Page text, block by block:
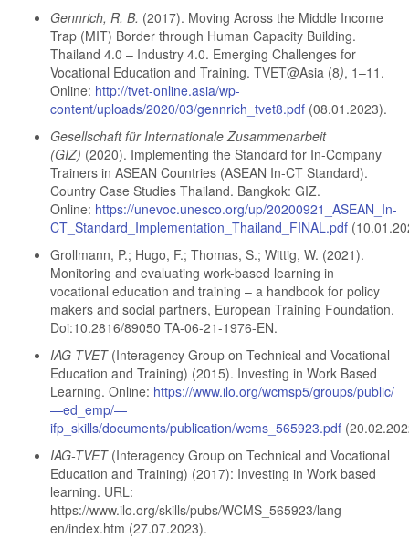
Gennrich, R. B. (2017). Moving Across the Middle Income
Trap (MIT) Border through Human Capacity Building.
Thailand 4.0 – Industry 4.0. Emerging Challenges for
Vocational Education and Training. TVET@Asia (8), 1–11.
Online: http://tvet-online.asia/wp-
content/uploads/2020/03/gennrich_tvet8.pdf (08.01.2023).
Gesellschaft für Internationale Zusammenarbeit
(GIZ) (2020). Implementing the Standard for In-Company
Trainers in ASEAN Countries (ASEAN In-CT Standard).
Country Case Studies Thailand. Bangkok: GIZ.
Online: https://unevoc.unesco.org/up/20200921_ASEAN_In-
CT_Standard_Implementation_Thailand_FINAL.pdf
Grollmann, P.; Hugo, F.; Thomas, S.; Wittig, W. (2021).
Monitoring and evaluating work-based learning in
vocational education and training – a handbook for policy
makers and social partners, European Training Foundation.
Doi:10.2816/89050 TA-06-21-1976-EN.
IAG-TVET(Interagency Group on Technical and Vocational
Education and Training) (2015). Investing in Work Based
Learning. Online: https://www.ilo.org/wcmsp5/groups/public/
—ed_emp/—
ifp_skills/documents/publication/wcms_565923.pdf
IAG-TVET (Interagency Group on Technical and Vocational
Education and Training) (2017): Investing in Work based
learning. URL:
https://www.ilo.org/skills/pubs/WCMS_565923/lang–
en/index.htm (27.07.2023).